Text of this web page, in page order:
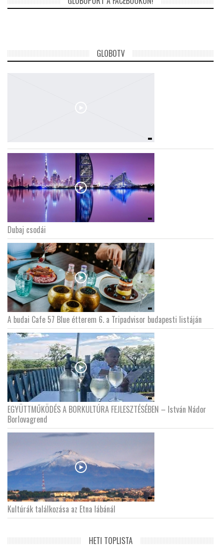
GLOBOTV
Dubaj csodái
A budai Cafe 57 Blue étterem 6. a Tripadvisor budapesti listáján
EGYÜTTMŰKÖDÉS A BORKULTÚRA FEJLESZTÉSÉBEN – István Nádor
Borlovagrend
Kultúrák találkozása az Etna lábánál
HETI TOPLISTA